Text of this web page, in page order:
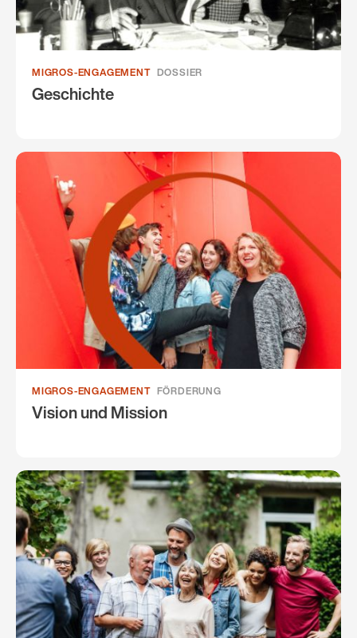
MIGROS-ENGAGEMENT DOSSIER
Geschichte
MIGROS-ENGAGEMENT FÖRDERUNG
Vision und Mission